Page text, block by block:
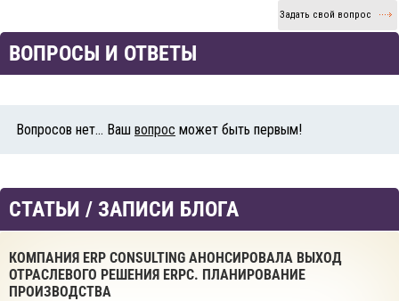
Задать свой вопрос
ВОПРОСЫ И ОТВЕТЫ
Вопросов нет... Ваш вопрос может быть первым!
СТАТЬИ / ЗАПИСИ БЛОГА
КОМПАНИЯ ERP CONSULTING АНОНСИРОВАЛА ВЫХОД
ОТРАСЛЕВОГО РЕШЕНИЯ ERPC. ПЛАНИРОВАНИЕ
ПРОИЗВОДСТВА